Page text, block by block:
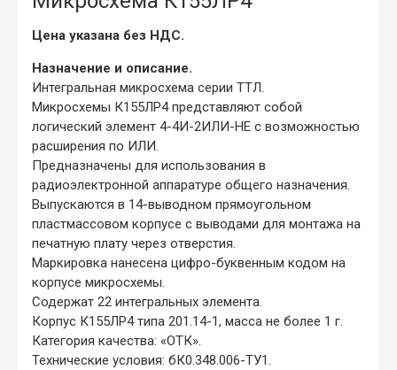
Цена указана без НДС.
Назначение и описание.
Интегральная микросхема серии ТТЛ.
Микросхемы К155ЛР4 представляют собой
логический элемент 4-4И-2ИЛИ-НЕ с возможностью
расширения по ИЛИ.
Предназначены для использования в
радиоэлектронной аппаратуре общего назначения.
Выпускаются в 14-выводном прямоугольном
пластмассовом корпусе с выводами для монтажа на
печатную плату через отверстия.
Маркировка нанесена цифро-буквенным кодом на
корпусе микросхемы.
Содержат 22 интегральных элемента.
Корпус К155ЛР4 типа 201.14-1, масса не более 1 г.
Категория качества: «ОТК».
Технические условия: бК0.348.006-ТУ1.